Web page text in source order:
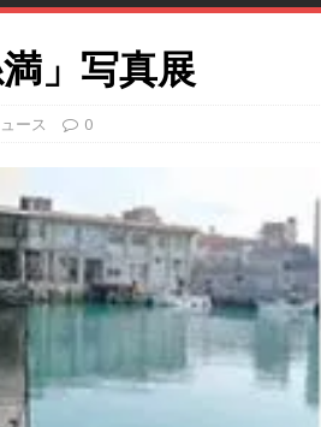
」写真展
ース 0